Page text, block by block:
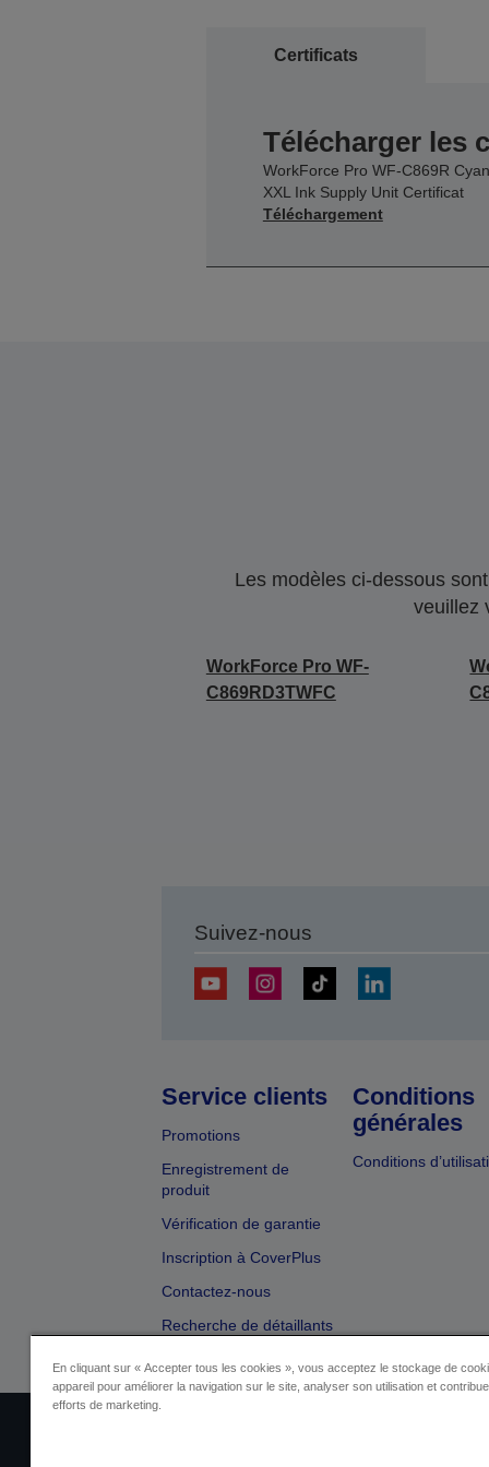
Certificats
Télécharger les
WorkForce Pro WF-C869R Cyan
XXL Ink Supply Unit Certificat
Téléchargement
Les modèles ci-dessous
veuillez
WorkForce Pro WF-
C869RD3TWFC
Suivez-nous
Service clients
Promotions
Enregistrement de
produit
Vérification de garantie
Inscription à CoverPlus
Contactez-nous
Recherche de détaillants
Conditions
générales
Conditions
En cliquant sur « Accepter tous les cookies », vous acceptez le stockage de
appareil pour améliorer la navigation sur le site, analyser son utilisation et
efforts de marketing.